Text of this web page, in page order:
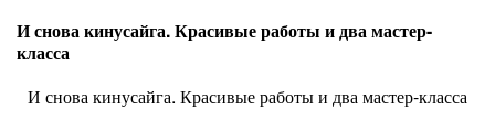
И снова кинусайга. Красивые работы и два мастер-
класса
И снова кинусайга. Красивые работы и два мастер-класса